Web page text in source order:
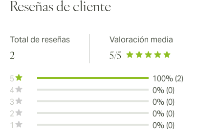
Reseñas de cliente
Total de reseñas
2
Valoración media
5/5
5
100% (2)
4
0% (0)
3
0% (0)
2
0% (0)
1
0% (0)